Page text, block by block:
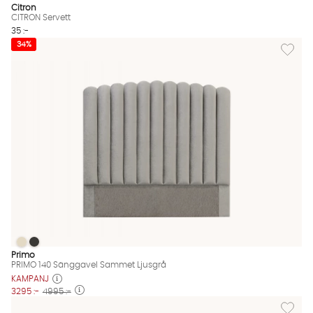
Citron
CITRON Servett
35 :-
Lägg
34%
PRIMO 140 Sänggavel Sammet Ljusgrå Finns även i dessa
PRIMO 140 Sänggavel Sammet Ljusgrå
PRIMO 140 Sänggavel Sammet Ljusgrå
Primo
PRIMO 140 Sänggavel Sammet Ljusgrå
KAMPANJ
3295 :- 4995 :-
Lägg